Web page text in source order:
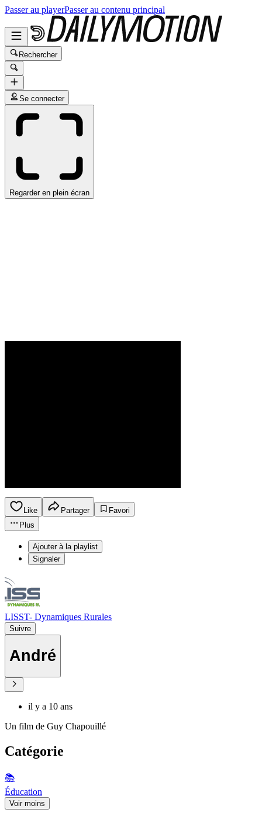
Passer au playerPasser au contenu principal
Rechercher
Se connecter
Regarder en plein écran
Like Partager
Favori
Plus
Ajouter à la playlist
Signaler
LISST- Dynamiques Rurales
Suivre
André
il y a 10 ans
Un film de Guy Chapouillé
Catégorie
📚
Éducation
Voir moins